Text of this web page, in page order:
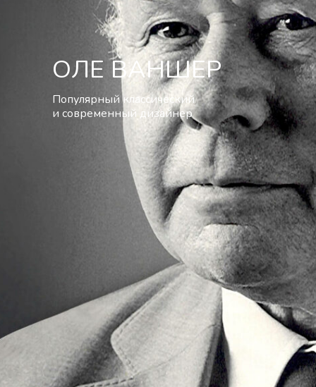
ОЛЕ ВАНШЕР
Популярный классический
и современный дизайнер